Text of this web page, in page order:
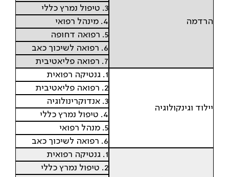
הרדמה
3. טיפול נמרץ כללי
4. מינהל רפואי
5. רפואה דחופה
6. רפואה לשיכוך כאב
7. רפואה פליאטיבית
יילוד וגינקולוגיה
1. גנטיקה רפואית
2. רפואה פליאטיבית
3. אנדוקרינולוגיה
4. טיפול נמרץ כללי
5. מנהל רפואי
6. רפואה לשיכוך כאב
1. גנטיקה רפואית
2. טיפול נמרץ כללי